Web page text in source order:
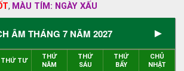
, MÀU TÍM: NGÀY XẤU
ÂM THÁNG 7 NĂM 2027 ►
THỨ TƯ
THỨ
NĂM
THỨ
SÁU
THỨ
BẨY
CHỦ
NHẬT